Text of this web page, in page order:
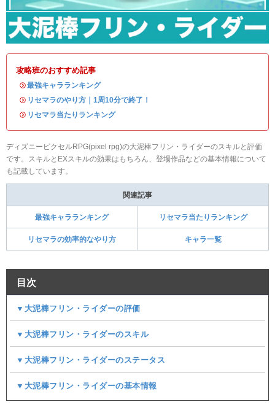
攻略班のおすすめ記事
・最強キャラランキング
・ リセマラのやり方｜1周10分で終了！
・ リセマラ当たりランキング
ディズニーピクセルRPG(pixel rpg)の大泥棒フリン・ライダーのスキルと評価
です。スキルとEXスキルの効果はもちろん、登場作品などの基本情報について
も記載しています。
関連記事
最強キャラランキング リセマラ当たりランキング
リセマラの効率的なやり方 キャラ一覧
目次
▼大泥棒フリン・ライダーの評価
▼大泥棒フリン・ライダーのスキル
▼大泥棒フリン・ライダーのステータス
▼大泥棒フリン・ライダーの基本情報